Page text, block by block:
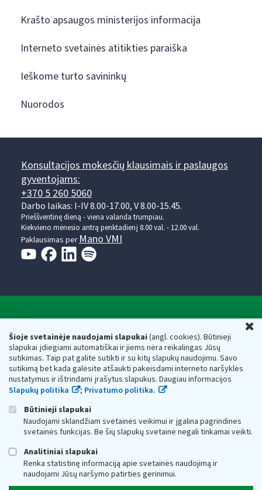
Šioje svetainėje naudojami slapukai(angl. cookies). Būtinieji
slapukai įdiegiami automatiškai ir jiems nėra reikalingas Jūsų
sutikimas. Taip pat galite sutikti ir su kitų slapukų naudojimu. Savo
sutikimą bet kada galėsite atšaukti pakeisdami interneto naršyklės
nustatymus ir ištrindami įrašytus slapukus. Daugiau informacijos
Slapukų politika
; Privatumo politika.
Būtinieji slapukai
Naudojami sklandžiam svetainės veikimui ir įgalina pagrindines
svetainės funkcijas. Be šių slapukų svetainė negali tinkamai veikti.
Analitiniai slapukai
Renka statistinę informaciją apie svetainės naudojimą ir
naudojami Jūsų naršymo patirties gerinimui.
Krašto apsaugos ministerijos informacija
Interneto svetainės atitikties paraiška
Ieškome turto savininkų
Nuorodos
Konsultacijos mokesčių klausimais ir paslaugos
gyventojams:
+370 5 260 5060
Darbo laikas: I-IV 8.00-17.00, V 8.00-15.45.
Prieššventinę dieną - viena valanda trumpiau.
Kiekvieno mėnesio antrą penktadienį 8.00 val. - 12.00 val.
Paklausimas perMano VMI
Valstybinė mokesčių inspekcija prie Lietuvos
Respublikos finansų ministerijos
Biudžetinė įstaiga. Juridinio asmens kodas — 188659752,
adresas: Vasario 16-osios g. 14, 01107 Vilnius, Lietuva, el.paštas:
vmi@vmi.lt , E. pristatymo dėžutės adresas 188659752
Duomenys apie Valstybinę mokesčių inspekciją prie Lietuvos
Respublikos finansų ministerijos kaupiami ir saugomi Juridinių